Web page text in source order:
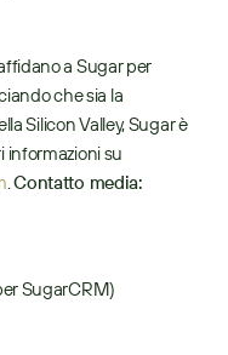
che sia la
Silicon Valley, Sugar è
informazioni su
. Contatto media:
SugarCRM)